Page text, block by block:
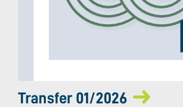
Transfer 01/2026